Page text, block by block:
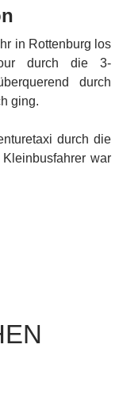
in Rottenburg los
durch die 3-
durch
ging.
durch die
war